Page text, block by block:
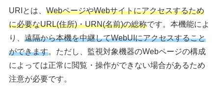
URIとは、WebページやWebサイトにアクセスするため
に必要なURL(住所)・URN(名前)の総称です。本機能によ
り、遠隔から本機を中継してWebUIにアクセスすること
ができます。ただし、監視対象機器のWebページの構成
によっては正常に閲覧・操作ができない場合があるため
注意が必要です。